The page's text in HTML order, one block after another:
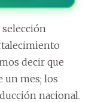
decir que
un mes; los
nacional.